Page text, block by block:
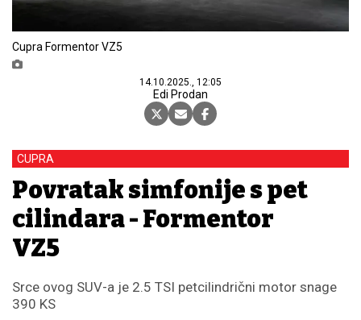
Cupra Formentor VZ5
14.10.2025., 12:05
Edi Prodan
CUPRA
Povratak simfonije s pet
cilindara - Formentor
VZ5
Srce ovog SUV-a je 2.5 TSI petcilindrični motor snage
390 KS